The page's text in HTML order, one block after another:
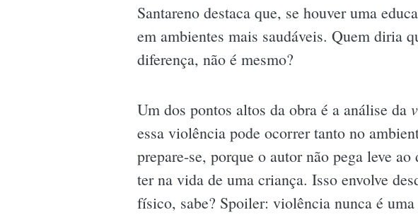
Santareno destaca que, se houver uma
em ambientes mais saudáveis. Quem diria
diferença, não é mesmo?
Um dos pontos altos da obra é a análise da
essa violência pode ocorrer tanto no
prepare-se, porque o autor não pega leve
ter na vida de uma criança. Isso envolve
físico, sabe? Spoiler: violência nunca é